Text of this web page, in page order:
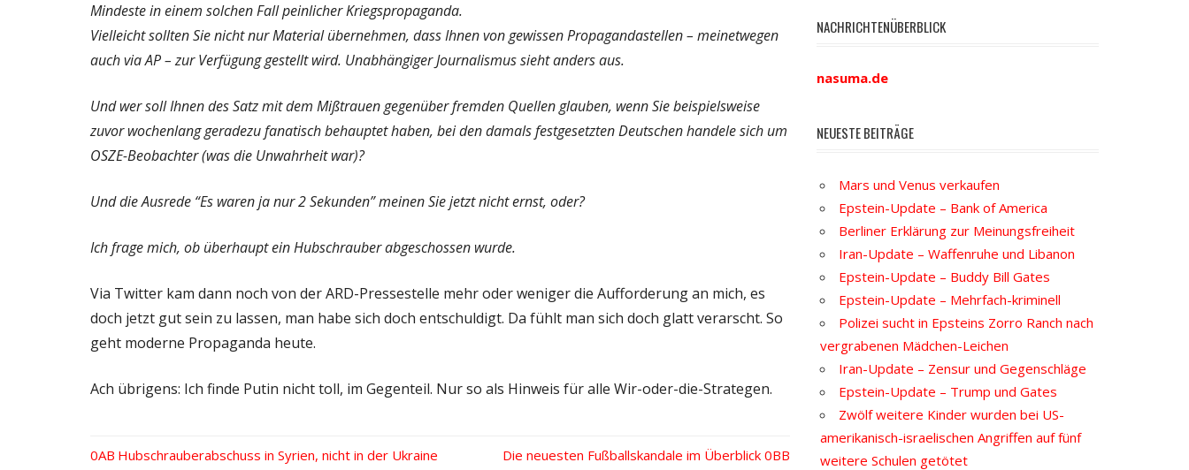
Mindeste in einem solchen Fall peinlicher Kriegspropaganda.
Vielleicht sollten Sie nicht nur Material übernehmen, dass Ihnen von gewissen Propagandastellen – meinetwegen
auch via AP – zur Verfügung gestellt wird. Unabhängiger Journalismus sieht anders aus.
Und wer soll Ihnen des Satz mit dem Mißtrauen gegenüber fremden Quellen glauben, wenn Sie beispielsweise
zuvor wochenlang geradezu fanatisch behauptet haben, bei den damals festgesetzten Deutschen handele sich um
OSZE-Beobachter (was die Unwahrheit war)?
Und die Ausrede “Es waren ja nur 2 Sekunden” meinen Sie jetzt nicht ernst, oder?
Ich frage mich, ob überhaupt ein Hubschrauber abgeschossen wurde.
Via Twitter kam dann noch von der ARD-Pressestelle mehr oder weniger die Aufforderung an mich, es
doch jetzt gut sein zu lassen, man habe sich doch entschuldigt. Da fühlt man sich doch glatt verarscht. So
geht moderne Propaganda heute.
Ach übrigens: Ich finde Putin nicht toll, im Gegenteil. Nur so als Hinweis für alle Wir-oder-die-Strategen.
Vorheriger
Hubschrauberabschuss in Syrien, nicht in der Ukraine
Nächster
Die neuesten Fußballskandale im Überblick
NACHRICHTENÜBERBLICK
nasuma.de
NEUESTE BEITRÄGE
Mars und Venus verkaufen
Epstein-Update – Bank of America
Berliner Erklärung zur Meinungsfreiheit
Iran-Update – Waffenruhe und Libanon
Epstein-Update – Buddy Bill Gates
Epstein-Update – Mehrfach-kriminell
Polizei sucht in Epsteins Zorro Ranch nach
vergrabenen Mädchen-Leichen
Iran-Update – Zensur und Gegenschläge
Epstein-Update – Trump und Gates
Zwölf weitere Kinder wurden bei US-
amerikanisch-israelischen Angriffen auf fünf
weitere Schulen getötet